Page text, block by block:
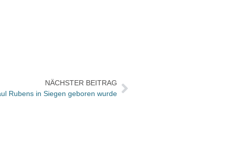
NÄCHSTER BEITRAG
Rubens in Siegen geboren wurde